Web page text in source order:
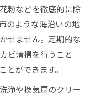
粉などを徹底的に除
のような海沿いの地
せません。定期的な
ビ清掃を行うこと
ができます。
浄や換気扇のクリー